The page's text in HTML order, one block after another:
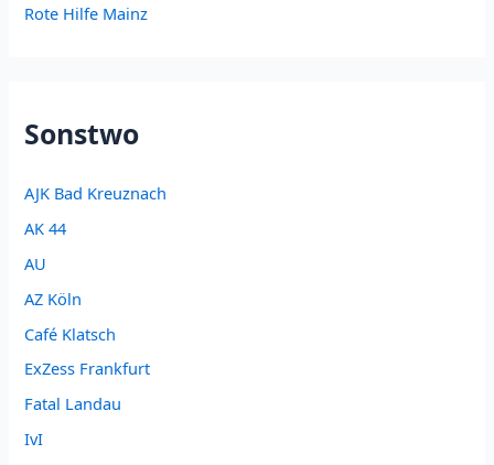
Rote Hilfe Mainz
Sonstwo
AJK Bad Kreuznach
AK 44
AU
AZ Köln
Café Klatsch
ExZess Frankfurt
Fatal Landau
IvI